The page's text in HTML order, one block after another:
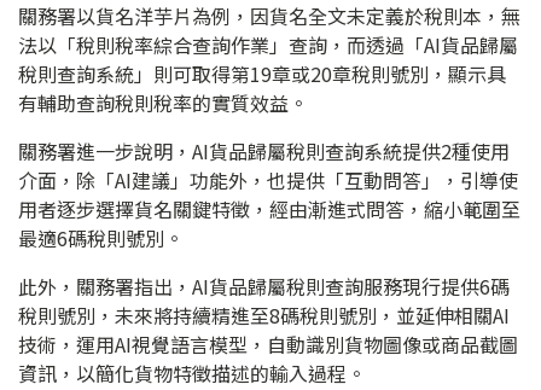
關務署以貨名洋芋片為例，因貨名全文未定義於稅則本，無
法以「稅則稅率綜合查詢作業」查詢，而透過「AI貨品歸屬
稅則查詢系統」則可取得第19章或20章稅則號別，顯示具
有輔助查詢稅則稅率的實質效益。
關務署進一步說明，AI貨品歸屬稅則查詢系統提供2種使用
介面，除「AI建議」功能外，也提供「互動問答」，引導使
用者逐步選擇貨名關鍵特徵，經由漸進式問答，縮小範圍至
最適6碼稅則號別。
此外，關務署指出，AI貨品歸屬稅則查詢服務現行提供6碼
稅則號別，未來將持續精進至8碼稅則號別，並延伸相關AI
技術，運用AI視覺語言模型，自動識別貨物圖像或商品截圖
資訊，以簡化貨物特徵描述的輸入過程。